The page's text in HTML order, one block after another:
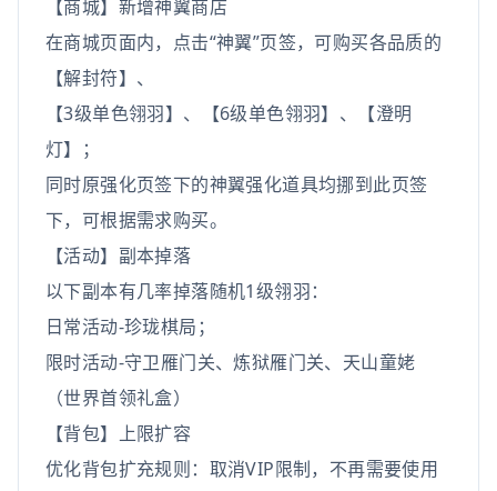
【商城】新增神翼商店
在商城页面内，点击“神翼”页签，可购买各品质的
【解封符】、
【3级单色翎羽】、【6级单色翎羽】、【澄明
灯】；
同时原强化页签下的神翼强化道具均挪到此页签
下，可根据需求购买。
【活动】副本掉落
以下副本有几率掉落随机1级翎羽：
日常活动-珍珑棋局；
限时活动-守卫雁门关、炼狱雁门关、天山童姥
（世界首领礼盒）
【背包】上限扩容
优化背包扩充规则：取消VIP限制，不再需要使用